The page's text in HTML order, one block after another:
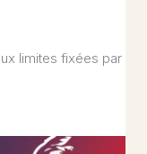
limites fixées par